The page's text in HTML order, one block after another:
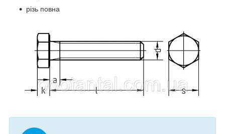
різь повна